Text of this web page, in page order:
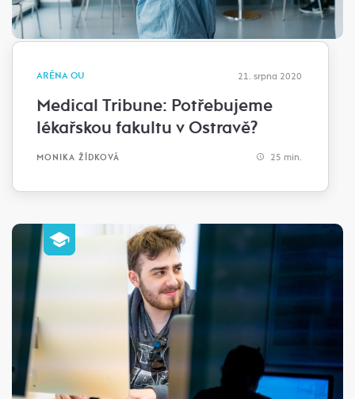
ARÉNA OU 21. srpna 2020
Medical Tribune: Potřebujeme
lékařskou fakultu v Ostravě?
MONIKA ŽÍDKOVÁ 25 min.